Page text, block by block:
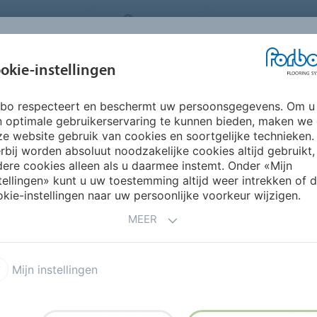
SYSTEMS BELGIUM
INSPIRATIE &
REFERENTIES
DUURZAAMHEID
INSTALLATIE &
ONDERHOUD
schepen
instellingen
respecteert en beschermt uw persoonsgegevens. Om u
optimale gebruikerservaring te kunnen bieden, maken we
website gebruik van cookies en soortgelijke technieken.
worden absoluut noodzakelijke cookies altijd gebruikt,
cookies alleen als u daarmee instemt. Onder «Mijn
kunt u uw toestemming altijd weer intrekken of
instellingen naar uw persoonlijke voorkeur wijzigen.
MEER
Mijn instellingen